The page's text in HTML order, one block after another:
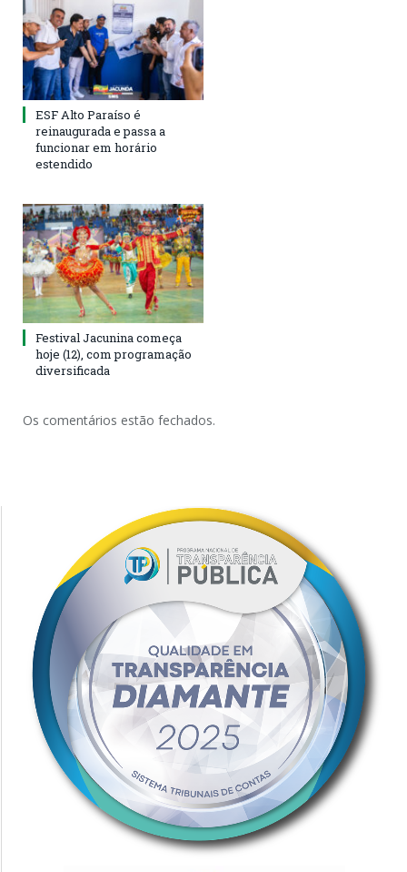
ESF Alto Paraíso é
reinaugurada e passa a
funcionar em horário
estendido
Festival Jacunina começa
hoje (12), com programação
diversificada
Os comentários estão fechados.